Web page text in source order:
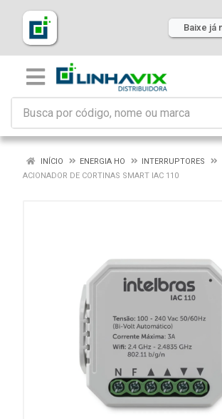
Baixe já
INÍCIO ENERGIA HO
INTERRUPTORES
ACIONADOR DE CORTINAS SMART IAC 110